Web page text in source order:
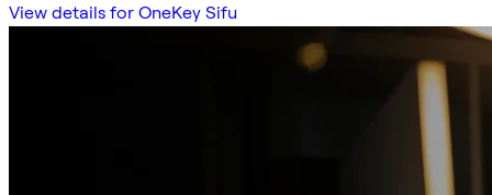
View details for OneKey Sifu